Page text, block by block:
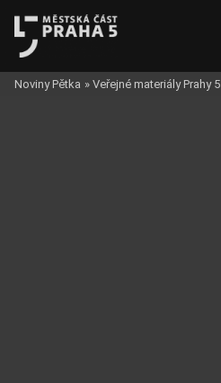
Noviny Pětka » Veřejné materiály Prahy 5